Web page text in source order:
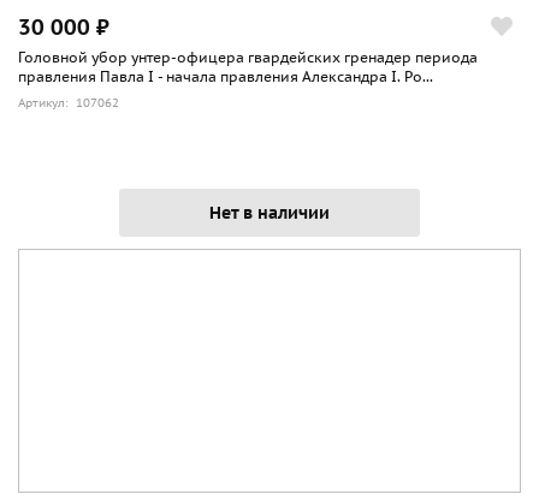
30 000 ₽
Головной убор унтер-офицера гвардейских гренадер периода
правления Павла I - начала правления Александра I. Ро...
Артикул: 107062
Нет в наличии